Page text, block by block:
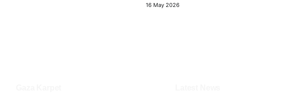
16 May 2026